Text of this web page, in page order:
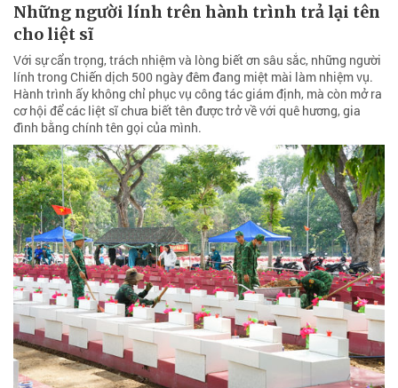
Những người lính trên hành trình trả lại tên
cho liệt sĩ
Với sự cẩn trọng, trách nhiệm và lòng biết ơn sâu sắc, những người
lính trong Chiến dịch 500 ngày đêm đang miệt mài làm nhiệm vụ.
Hành trình ấy không chỉ phục vụ công tác giám định, mà còn mở ra
cơ hội để các liệt sĩ chưa biết tên được trở về với quê hương, gia
đình bằng chính tên gọi của mình.